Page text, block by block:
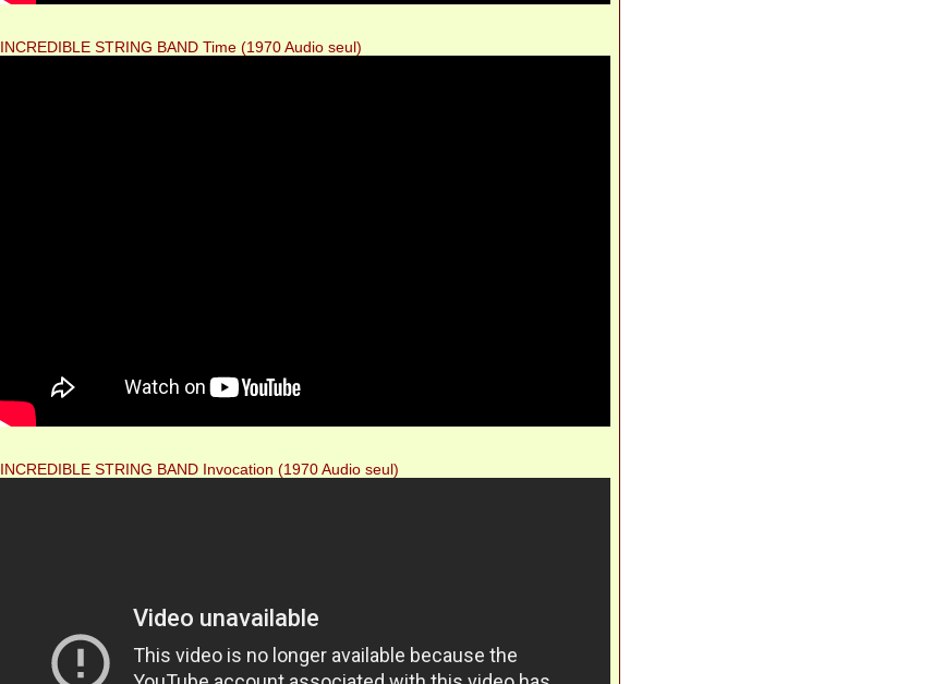
INCREDIBLE STRING BAND Time (1970 Audio seul)
INCREDIBLE STRING BAND Invocation (1970 Audio seul)